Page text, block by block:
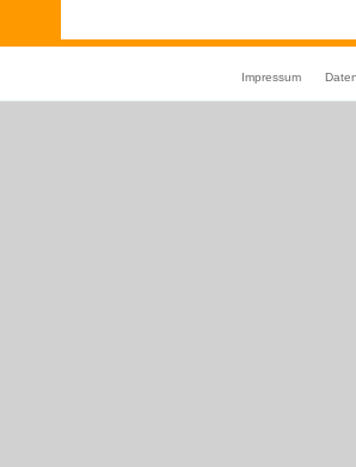
Impressum